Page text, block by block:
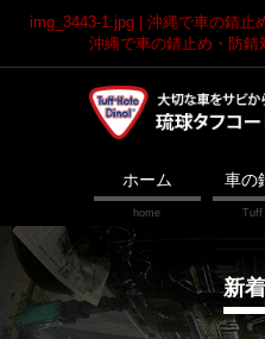
img_3443-1.jpg | 沖縄で車の錆止
沖縄で車の錆止め・防錆
ホーム 車の
新